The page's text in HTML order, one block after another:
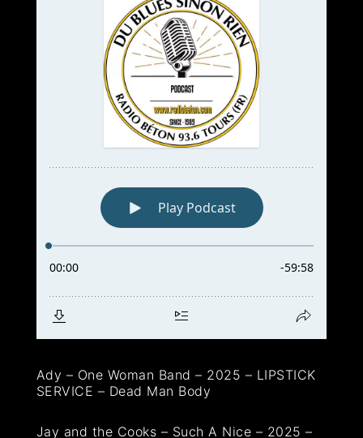
Ady – One Woman Band – 2025 – LIPSTICK
SERVICE – Dead Man Body
Jay and the Cooks – Such A Nice – 2025 –